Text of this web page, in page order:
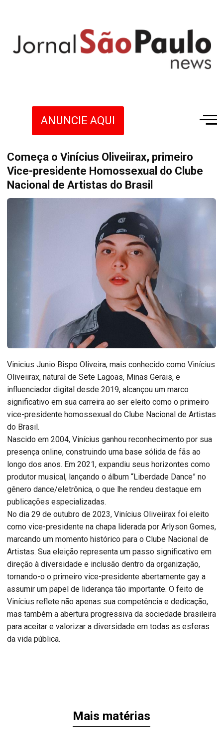
ANUNCIE AQUI
Começa o Vinícius Oliveiirax, primeiro
Vice-presidente Homossexual do Clube
Nacional de Artistas do Brasil
Vinicius Junio Bispo Oliveira, mais conhecido como Vinícius
Oliveiirax, natural de Sete Lagoas, Minas Gerais, e
influenciador digital desde 2019, alcançou um marco
significativo em sua carreira ao ser eleito como o primeiro
vice-presidente homossexual do Clube Nacional de Artistas
do Brasil.
Nascido em 2004, Vinícius ganhou reconhecimento por sua
presença online, construindo uma base sólida de fãs ao
longo dos anos. Em 2021, expandiu seus horizontes como
produtor musical, lançando o álbum “Liberdade Dance” no
gênero dance/eletrônica, o que lhe rendeu destaque em
publicações especializadas.
No dia 29 de outubro de 2023, Vinícius Oliveiirax foi eleito
como vice-presidente na chapa liderada por Arlyson Gomes,
marcando um momento histórico para o Clube Nacional de
Artistas. Sua eleição representa um passo significativo em
direção à diversidade e inclusão dentro da organização,
tornando-o o primeiro vice-presidente abertamente gay a
assumir um papel de liderança tão importante. O feito de
Vinícius reflete não apenas sua competência e dedicação,
mas também a abertura progressiva da sociedade brasileira
para aceitar e valorizar a diversidade em todas as esferas
da vida pública.
Mais matérias